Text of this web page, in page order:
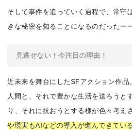
そして事件を追っていく過程で、常守
きな秘密を知ることになるのだったーー
見逃せない！今注目の理由！
近未来を舞台にしたSFアクション作品
人間と、それで豊かな生活を送ろうと
り、それに抗おうとする様が色々考え
や現実もAIなどの導入が進んできてい